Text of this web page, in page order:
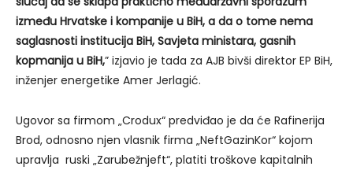
između Hrvatske i kompanije u BiH, a da o tome nema
saglasnosti institucija BiH, Savjeta ministara, gasnih
kopmanija u BiH,” izjavio je tada za AJB bivši direktor EP BiH,
inženjer energetike Amer Jerlagić.
Ugovor sa firmom „Crodux“ predviđao je da će Rafinerija
Brod, odnosno njen vlasnik firma „NeftGazinKor“ kojom
upravlja ruski „Zarubežnjeft“, platiti troškove kapitalnih